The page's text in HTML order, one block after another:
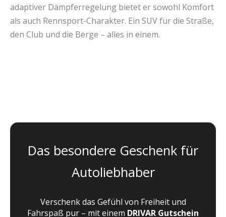
adaptiver Dämpferregelung bietet er sowohl Komfort
als auch Rennsport-Charakter. Ein SUV für die Straße,
den Club und die Berge – alles in einem.
Das besondere Geschenk für
Autoliebhaber
Verschenk das Gefühl von Freiheit und
Fahrspaß pur – mit einem DRIVAR Gutschein